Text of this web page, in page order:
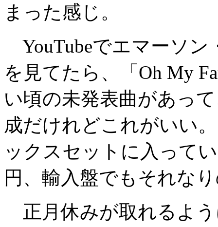
まった感じ。
YouTubeでエマーソン
を見てたら、「Oh My
い頃の未発表曲があっ
成だけれどこれがいい
ックスセットに入って
円、輸入盤でもそれな
正月休みが取れるよ